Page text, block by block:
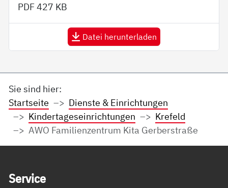
PDF427 KB
Datei herunterladen
Sie sind hier:
Startseite
Dienste & Einrichtungen
Kindertageseinrichtungen
Krefeld
AWO Familienzentrum Kita Gerberstraße
Ser­vice